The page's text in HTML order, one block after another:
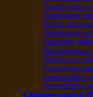
Графік
Навчально-
Вибір
Кадрове
Робота із
Культурно-
Інноваційна
Результати
Середня освіта